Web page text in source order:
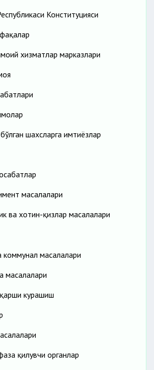
Конституцияси
хизматлар марказлари
шахсларга имтиёзлар
масалалари
ва хотин-қизлар масалалари
коммунал масалалари
масалалари
курашиш
қилувчи органлар